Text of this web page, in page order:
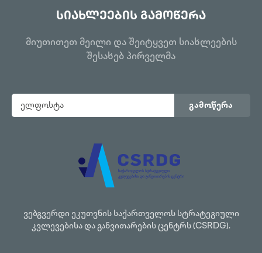
სიახლეების გამოწერა
მიუთითეთ მეილი და შეიტყვეთ სიახლეების
შესახებ პირველმა
გამოწერა
ვებგვერდი ეკუთვნის საქართველოს სტრატეგიული
კვლევებისა და განვითარების ცენტრს (CSRDG).